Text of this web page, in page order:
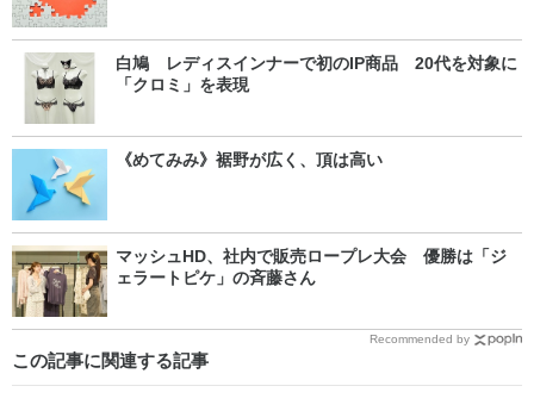
白鳩 レディスインナーで初のIP商品 20代を対象に
「クロミ」を表現
《めてみみ》裾野が広く、頂は高い
マッシュHD、社内で販売ロープレ大会 優勝は「ジ
ェラートピケ」の斉藤さん
Recommended by
この記事に関連する記事